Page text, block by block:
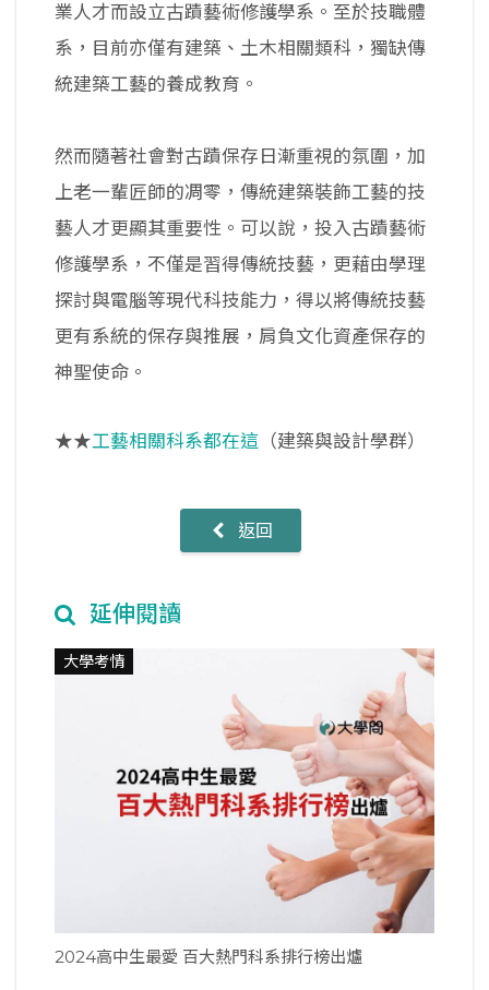
業人才而設立古蹟藝術修護學系。至於技職體
系，目前亦僅有建築、土木相關類科，獨缺傳
統建築工藝的養成教育。
然而隨著社會對古蹟保存日漸重視的氛圍，加
上老一輩匠師的凋零，傳統建築裝飾工藝的技
藝人才更顯其重要性。可以說，投入古蹟藝術
修護學系，不僅是習得傳統技藝，更藉由學理
探討與電腦等現代科技能力，得以將傳統技藝
更有系統的保存與推展，肩負文化資產保存的
神聖使命。
★★工藝相關科系都在這 （建築與設計學群）
返回
延伸閱讀
大學考情
2024高中生最愛 百大熱門科系排行榜出爐